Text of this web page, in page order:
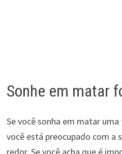
Sonhe em matar
Se você sonha em matar
você está preocupado com a